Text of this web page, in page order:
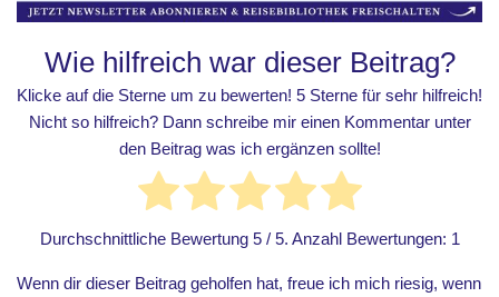
Wie hilfreich war dieser Beitrag?
Klicke auf die Sterne um zu bewerten! 5 Sterne für sehr hilfreich!
Nicht so hilfreich? Dann schreibe mir einen Kommentar unter
den Beitrag was ich ergänzen sollte!
Durchschnittliche Bewertung 5/ 5. Anzahl Bewertungen: 1
Wenn dir dieser Beitrag geholfen hat, freue ich mich riesig, wenn